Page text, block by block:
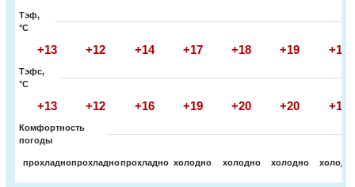
Тэф,
°C
+13 +12 +14 +17 +18 +19 +16
Тэфс,
°C
+13 +12 +16 +19 +20 +20 +16
Комфортность
погоды
прохладнопрохладнопрохладно холодно холодно холодно